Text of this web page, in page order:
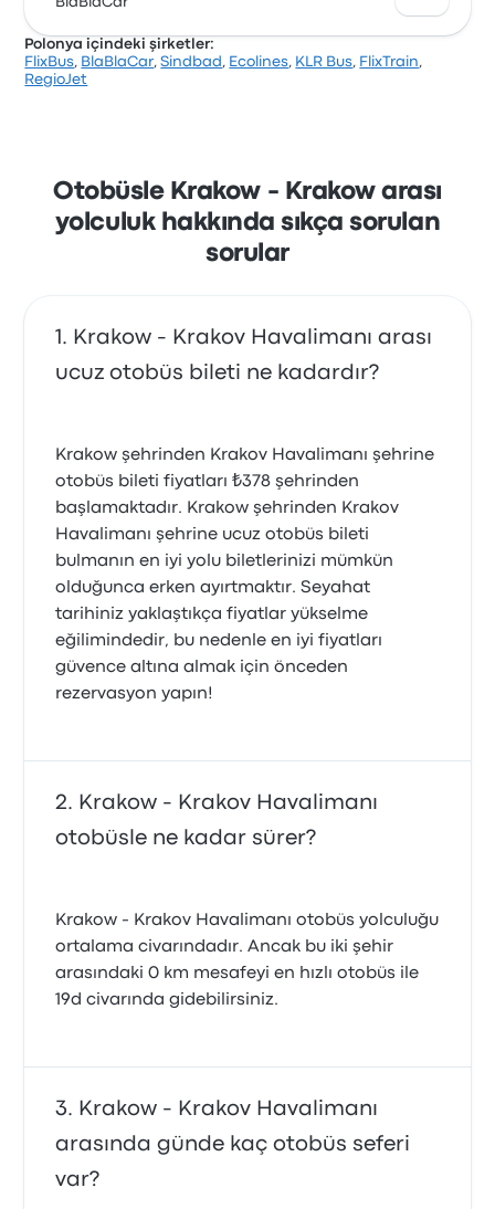
genellikle bilet erişimi hizmetinden şikayetçi oldular.
Bu yolculukta Koleje Malopolskie biletleri için
başlangıç fiyatı ₺338
Polonya içindeki şirketler:
FlixBus, BlaBlaCar,Sindbad , Ecolines, KLR Bus, FlixTrain,
RegioJet
Otobüsle Krakow - Krakow arası
yolculuk hakkında sıkça sorulan
sorular
Krakow - Krakov Havalimanı arası
ucuz otobüs bileti ne kadardır?
Krakow şehrinden Krakov Havalimanı şehrine
otobüs bileti fiyatları ₺378 şehrinden
başlamaktadır. Krakow şehrinden Krakov
Havalimanı şehrine ucuz otobüs bileti
bulmanın en iyi yolu biletlerinizi mümkün
olduğunca erken ayırtmaktır. Seyahat
tarihiniz yaklaştıkça fiyatlar yükselme
eğilimindedir, bu nedenle en iyi fiyatları
güvence altına almak için önceden
rezervasyon yapın!
Krakow - Krakov Havalimanı
otobüsle ne kadar sürer?
Krakow - Krakov Havalimanı otobüs yolculuğu
ortalama civarındadır. Ancak bu iki şehir
arasındaki 0 km mesafeyi en hızlı otobüs ile
19d civarında gidebilirsiniz.
Krakow - Krakov Havalimanı
arasında günde kaç otobüs seferi
var?